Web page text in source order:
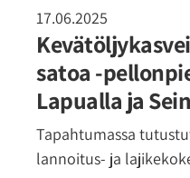
17.06.2025
satoa -
Lapualla ja
Tapahtumassa
lannoitus- ja